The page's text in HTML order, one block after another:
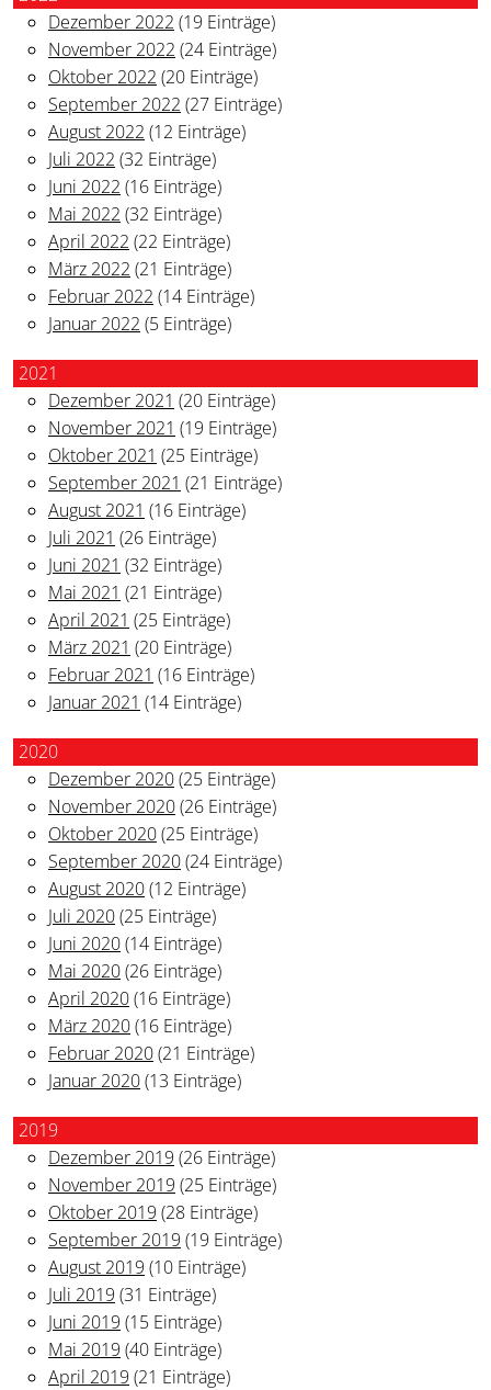
Dezember 2022 (19 Einträge)
November 2022 (24 Einträge)
Oktober 2022 (20 Einträge)
September 2022 (27 Einträge)
August 2022 (12 Einträge)
Juli 2022 (32 Einträge)
Juni 2022 (16 Einträge)
Mai 2022 (32 Einträge)
April 2022 (22 Einträge)
März 2022 (21 Einträge)
Februar 2022 (14 Einträge)
Januar 2022 (5 Einträge)
2021
Dezember 2021 (20 Einträge)
November 2021 (19 Einträge)
Oktober 2021 (25 Einträge)
September 2021 (21 Einträge)
August 2021 (16 Einträge)
Juli 2021 (26 Einträge)
Juni 2021 (32 Einträge)
Mai 2021 (21 Einträge)
April 2021 (25 Einträge)
März 2021 (20 Einträge)
Februar 2021 (16 Einträge)
Januar 2021 (14 Einträge)
2020
Dezember 2020(25 Einträge)
November 2020(26 Einträge)
Oktober 2020(25 Einträge)
September 2020(24 Einträge)
August 2020(12 Einträge)
Juli 2020(25 Einträge)
Juni 2020(14 Einträge)
Mai 2020(26 Einträge)
April 2020(16 Einträge)
März 2020(16 Einträge)
Februar 2020(21 Einträge)
Januar 2020(13 Einträge)
2019
Dezember 2019 (26 Einträge)
November 2019 (25 Einträge)
Oktober 2019 (28 Einträge)
September 2019 (19 Einträge)
August 2019 (10 Einträge)
Juli 2019 (31 Einträge)
Juni 2019 (15 Einträge)
Mai 2019 (40 Einträge)
April 2019 (21 Einträge)